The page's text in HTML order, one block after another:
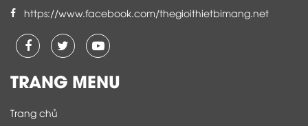
https://www.facebook.com/thegioithietbimang.net
TRANG MENU
Trang chủ